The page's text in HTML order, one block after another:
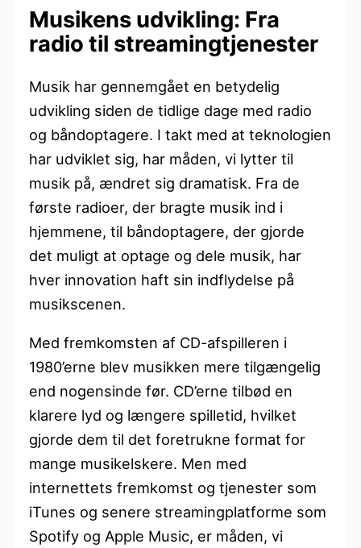
Musikens udvikling: Fra
radio til streamingtjenester
Musik har gennemgået en betydelig
udvikling siden de tidlige dage med radio
og båndoptagere. I takt med at teknologien
har udviklet sig, har måden, vi lytter til
musik på, ændret sig dramatisk. Fra de
første radioer, der bragte musik ind i
hjemmene, til båndoptagere, der gjorde
det muligt at optage og dele musik, har
hver innovation haft sin indflydelse på
musikscenen.
Med fremkomsten af CD-afspilleren i
1980’erne blev musikken mere tilgængelig
end nogensinde før. CD’erne tilbød en
klarere lyd og længere spilletid, hvilket
gjorde dem til det foretrukne format for
mange musikelskere. Men med
internettets fremkomst og tjenester som
iTunes og senere streamingplatforme som
Spotify og Apple Music, er måden, vi